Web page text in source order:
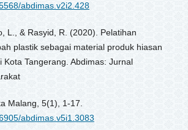
abdimas.v2i2.428
L., & Rasyid, R. (2020). Pelatihan
plastik sebagai material produk hiasan
Kota Tangerang. Abdimas: Jurnal
Malang, 5(1), 1-17.
abdimas.v5i1.3083